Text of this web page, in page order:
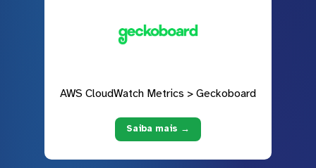
AWS CloudWatch Metrics > Geckoboard
Saiba mais →